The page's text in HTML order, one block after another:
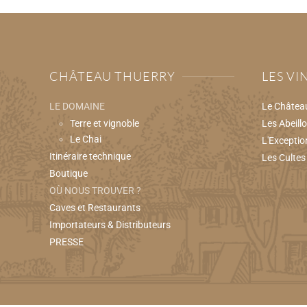
CHÂTEAU THUERRY
LE DOMAINE
Terre et vignoble
Le Chai
Itinéraire technique
Boutique
OÙ NOUS TROUVER ?
Caves et Restaurants
Importateurs & Distributeurs
PRESSE
LES
Le
Les
Les Cultes